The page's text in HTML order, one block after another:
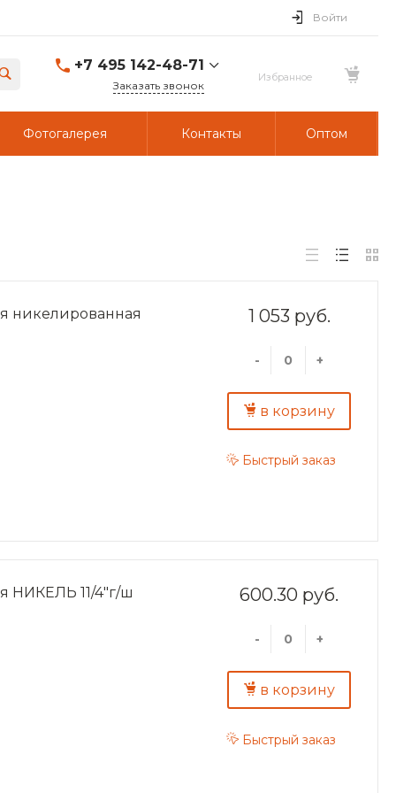
Войти
+7 495 142-48-71
Заказать звонок
Фотогалерея Контакты Оптом
1 053 руб.
- +
в корзину
Быстрый заказ
никелированная
600.30 руб.
- +
в корзину
Быстрый заказ
НИКЕЛЬ 11/4"г/ш